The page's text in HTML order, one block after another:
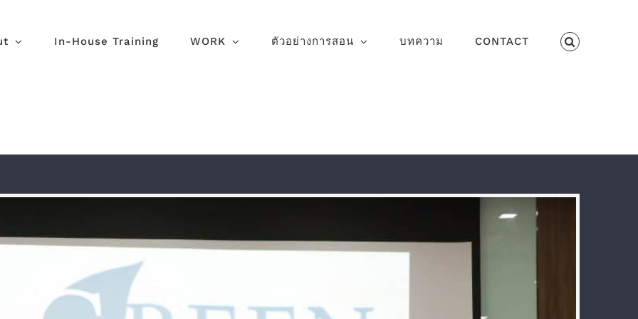
In-House Training WORK ตัวอย่างการสอน บทความ CONTACT